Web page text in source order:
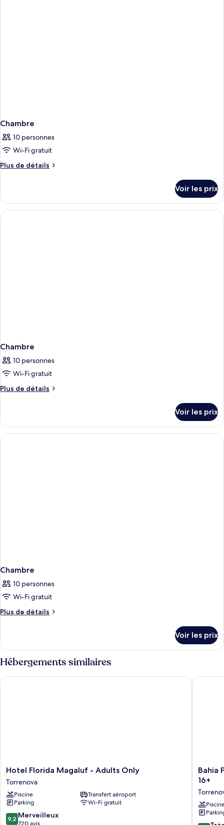
Chambre
10 personnes
Wi-Fi gratuit
Plus de détails
Plus
le
type
de
Voir les prix
Chambre
10 personnes
Wi-Fi gratuit
Plus de détails
Plus
le
type
de
Voir les prix
Chambre
10 personnes
Wi-Fi gratuit
Plus de détails
Plus
le
type
de
chambre
Chambre
Voir les prix
Hébergements similaires
Hotel
Florida
Magaluf
-
Adults
Only
Torrenova
Hotel Florida Magaluf - Adults Only
Torrenova
Piscine
Transfert aéroport
Parking
Wi-Fi gratuit
9.2
9,2 Merveilleux
720 avis
Hotel Florida Magaluf - Adults Only
Bahia
Principe
Coral
Playa
–
Adults
Bahia
16+
Bahia